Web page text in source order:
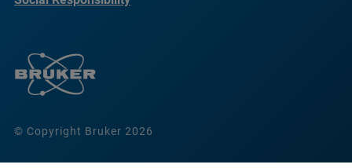
© Copyright Bruker 2026